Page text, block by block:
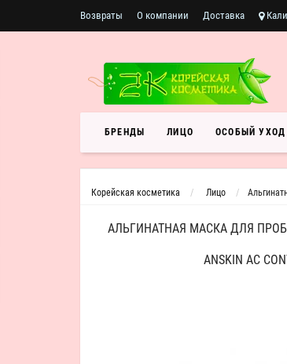
Возвраты О компании Доставка
БРЕНДЫ ЛИЦО ОСОБЫЙ УХОД
Корейская косметика Лицо
АЛЬГИНАТНАЯ МАСКА ДЛЯ
ANSKIN AC